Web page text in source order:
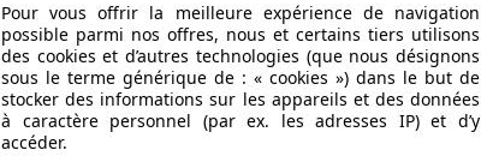
Pour vous offrir la meilleure expérience de navigation
possible parmi nos offres, nous et certains tiers utilisons
des cookies et d’autres technologies (que nous désignons
sous le terme générique de : « cookies ») dans le but de
stocker des informations sur les appareils et des données
à caractère personnel (par ex. les adresses IP) et d’y
accéder.